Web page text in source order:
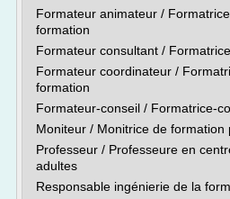
Formateur animateur /
formation
Formateur consultant /
Formateur coordinateur /
formation
Formateur-conseil / Formatrice-
Moniteur / Monitrice de formation
Professeur / Professeure en
adultes
Responsable ingénierie de la